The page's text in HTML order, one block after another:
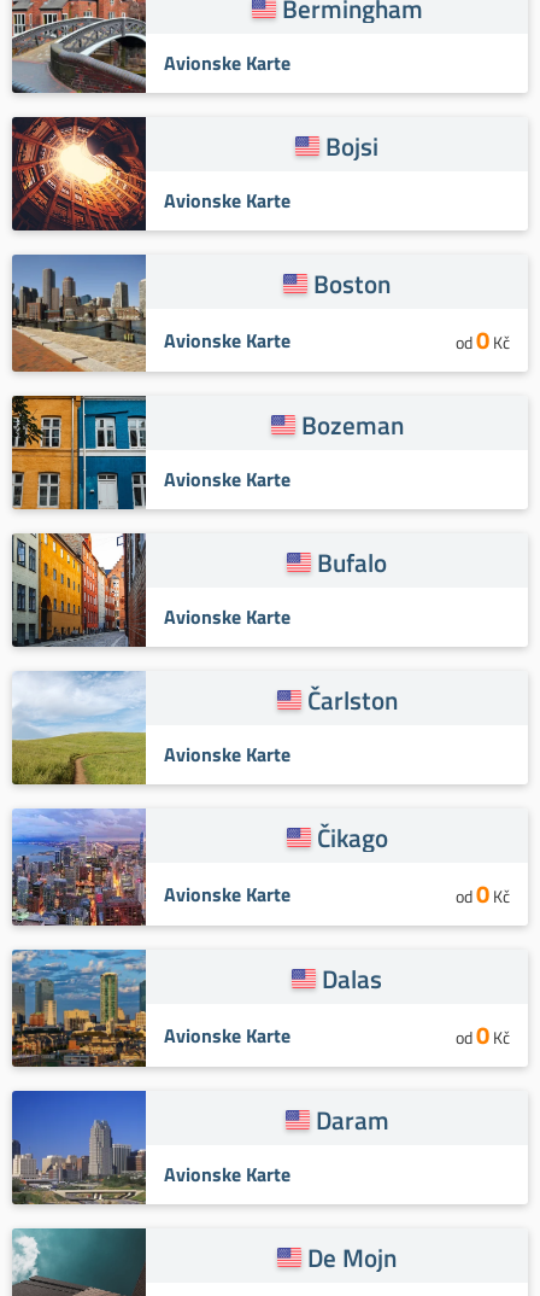
Bermingham
Avionske Karte
Bojsi
Avionske Karte
Boston
Avionske Karte od0Kč
Bozeman
Avionske Karte
Bufalo
Avionske Karte
Čarlston
Avionske Karte
Čikago
Avionske Karte od0Kč
Dalas
Avionske Karte od0Kč
Daram
Avionske Karte
De Mojn